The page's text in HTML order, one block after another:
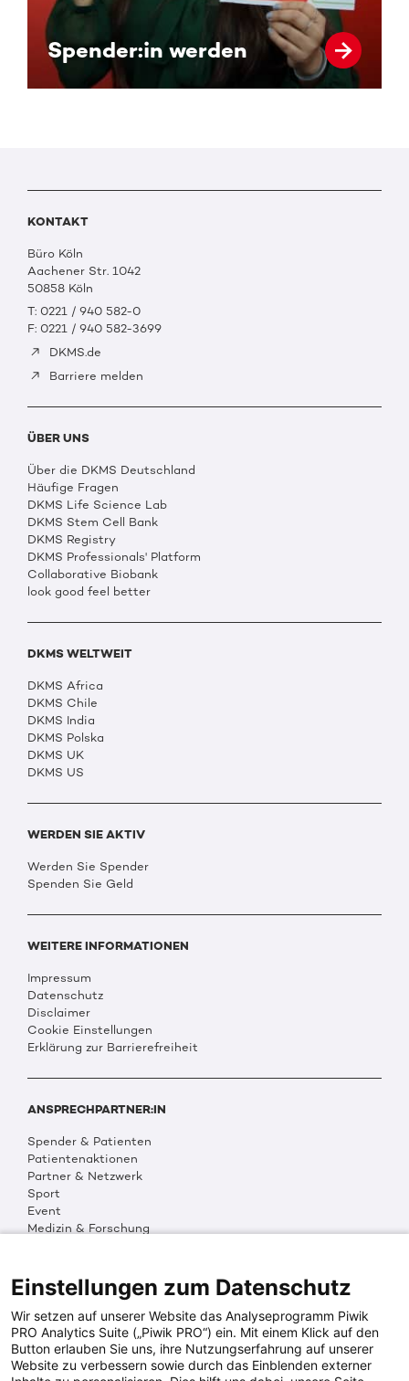
Spender:in werden
KONTAKT
Büro Köln
Aachener Str. 1042
50858 Köln
T: 0221 / 940 582-0
F: 0221 / 940 582-3699
DKMS.de
Barriere melden
ÜBER UNS
Über die DKMS Deutschland
Häufige Fragen
DKMS Life Science Lab
DKMS Stem Cell Bank
DKMS Registry
DKMS Professionals' Platform
Collaborative Biobank
look good feel better
DKMS WELTWEIT
DKMS Africa
DKMS Chile
DKMS India
DKMS Polska
DKMS UK
DKMS US
WERDEN SIE AKTIV
Werden Sie Spender
Spenden Sie Geld
WEITERE INFORMATIONEN
Impressum
Datenschutz
Disclaimer
Cookie Einstellungen
Erklärung zur Barrierefreiheit
ANSPRECHPARTNER:IN
Spender & Patienten
Patientenaktionen
Partner & Netzwerk
Sport
Event
Medizin & Forschung
Multimedia
Social Media
PRESSEINFOS
Einstellungen zum Datenschutz
Wir setzen auf unserer Website das Analyseprogramm Piwik
PRO Analytics Suite („Piwik PRO“) ein. Mit einem Klick auf den
Button erlauben Sie uns, ihre Nutzungserfahrung auf unserer
Website zu verbessern sowie durch das Einblenden externer